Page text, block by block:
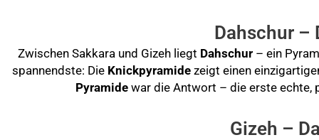
Dahschur –
Zwischen Sakkara und Gizeh liegt Dahschur– ein
spannendste: Die Knickpyramide zeigt einen
Pyramidewar die Antwort – die erste echte,
Gizeh –